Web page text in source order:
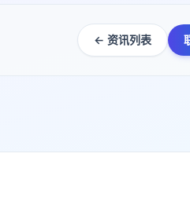
← 资讯列表